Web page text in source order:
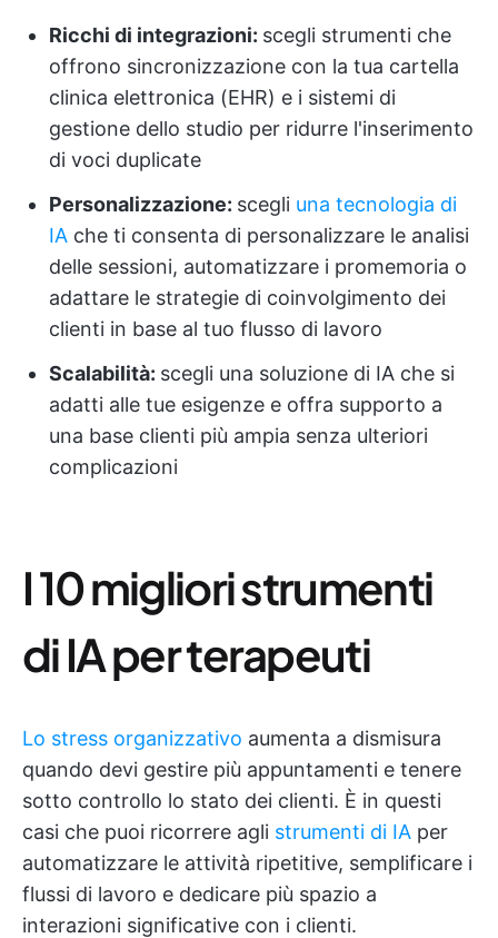
Ricchi di integrazioni: scegli strumenti che
offrono sincronizzazione con la tua cartella
clinica elettronica (EHR) e i sistemi di
gestione dello studio per ridurre l'inserimento
di voci duplicate
Personalizzazione: scegli una tecnologia di
IA che ti consenta di personalizzare le analisi
delle sessioni, automatizzare i promemoria o
adattare le strategie di coinvolgimento dei
clienti in base al tuo flusso di lavoro
Scalabilità: scegli una soluzione di IA che si
adatti alle tue esigenze e offra supporto a
una base clienti più ampia senza ulteriori
complicazioni
I 10 migliori strumenti
di IA per terapeuti
Lo stress organizzativo aumenta a dismisura
quando devi gestire più appuntamenti e tenere
sotto controllo lo stato dei clienti. È in questi
casi che puoi ricorrere agli strumenti di IA per
automatizzare le attività ripetitive, semplificare i
flussi di lavoro e dedicare più spazio a
interazioni significative con i clienti.